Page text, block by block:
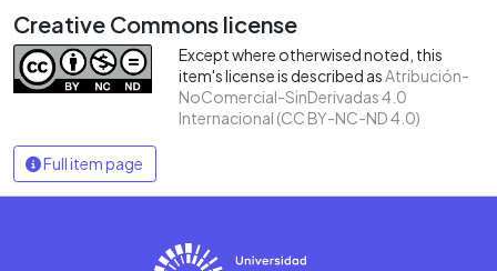
Creative Commons license
Except where otherwised noted, this
item's license is described asAtribución-
NoComercial-SinDerivadas 4.0
Internacional (CC BY-NC-ND 4.0)
Full item page